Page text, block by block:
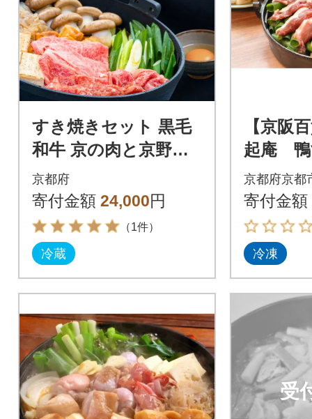
すき焼きセット 黒毛
和牛 京の肉と京野菜
のすき焼き鍋セット 2
人前 鍋セット お取り
寄せグルメ
京都府
寄付金額 24,000円
（1件）
冷蔵
【京阪
起庵 鴨
ト
京都府京都
寄付金額
冷凍
受